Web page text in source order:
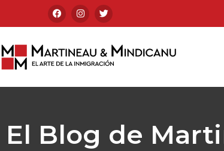
El Blog de